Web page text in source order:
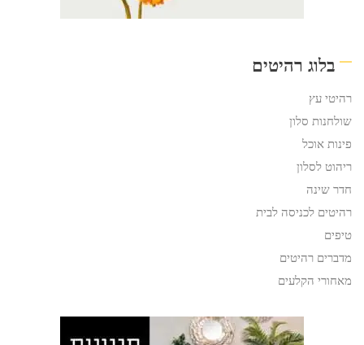
בלוג רהיטים
רהיטי עץ
שולחנות סלון
פינות אוכל
ריהוט לסלון
חדר שינה
רהיטים לכניסה לבית
טיפים
מדברים רהיטים
מאחורי הקלעים